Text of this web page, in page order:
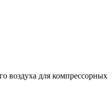
воздуха для компрессорных